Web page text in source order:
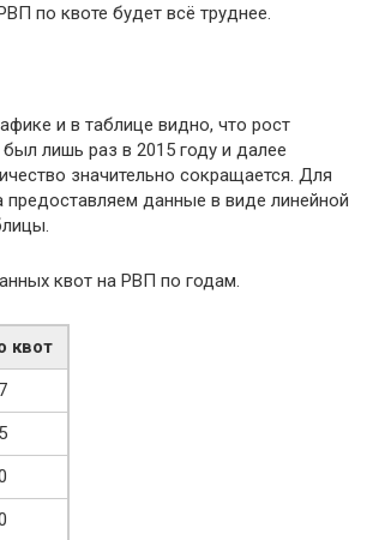
по квоте будет всё труднее.
и в таблице видно, что рост
лишь раз в 2015 году и далее
значительно сокращается. Для
предоставляем данные в виде линейной
квот на РВП по годам.
квот